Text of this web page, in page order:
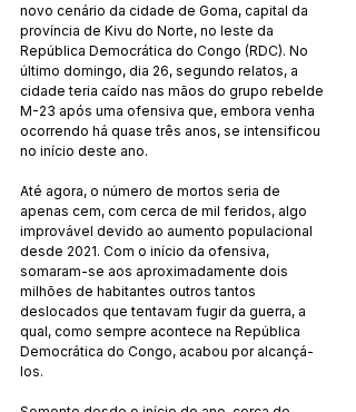
novo cenário da cidade de Goma, capital da
província de Kivu do Norte, no leste da
República Democrática do Congo (RDC). No
último domingo, dia 26, segundo relatos, a
cidade teria caído nas mãos do grupo rebelde
M-23 após uma ofensiva que, embora venha
ocorrendo há quase três anos, se intensificou
no início deste ano.
Até agora, o número de mortos seria de
apenas cem, com cerca de mil feridos, algo
improvável devido ao aumento populacional
desde 2021. Com o início da ofensiva,
somaram-se aos aproximadamente dois
milhões de habitantes outros tantos
deslocados que tentavam fugir da guerra, a
qual, como sempre acontece na República
Democrática do Congo, acabou por alcançá-
los.